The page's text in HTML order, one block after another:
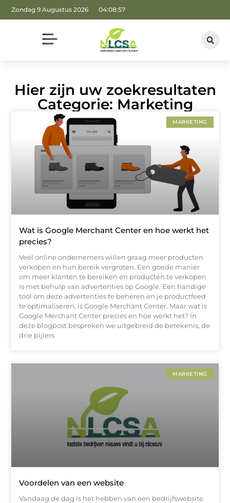
Zondag 9 Augustus 2026 04:08:57
Hier zijn uw zoekresultaten
Categorie: Marketing
MARKETING
Wat is Google Merchant Center en hoe werkt het
precies?
Veel online ondernemers willen graag meer producten
verkopen en hun bereik vergroten. Een goede manier
om meer klanten te bereiken en producten te verkopen
is met behulp van advertenties op Google. Een handige
tool om deze advertenties te beheren en je productfeed
te optimaliseren, is Google Merchant Center. Maar wat is
Google Merchant Center precies en hoe werkt het? In
deze blogpost bespreken we uitgebreid de betekenis, de
drie pijlers
MARKETING
Voordelen van een website
Vandaag de dag is het hebben van een bedrijfswebsite